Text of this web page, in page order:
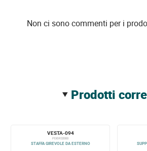
Non ci sono commenti per i
prodotti
VESTA-094
PDEIR32000
STAFFA GIREVOLE DA ESTERNO